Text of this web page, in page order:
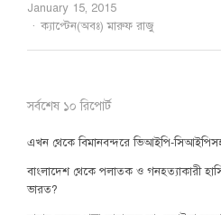
January 15, 2015
Author
ক্যাপ্টেন(অবঃ) মারুফ রাজু
সর্বশেষ ১০ রিপোর্ট
এখন থেকে বিমানবন্দরে ভিআইপি-
বাংলাদেশ থেকে পলাতক ও গনহত্যাকারী
ভারত?